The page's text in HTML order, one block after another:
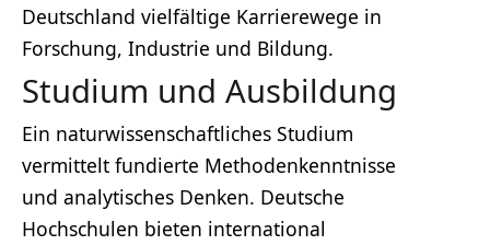
Deutschland vielfältige Karrierewege in
Forschung, Industrie und Bildung.
Studium und Ausbildung
Ein naturwissenschaftliches Studium
vermittelt fundierte Methodenkenntnisse
und analytisches Denken. Deutsche
Hochschulen bieten international